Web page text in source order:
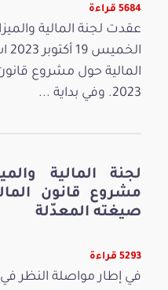
5684 قراءة
عقدت لجنة المالية
المالية حول مشروع
2023. وفي بداية ...
لجنة المالية
صيغته المعدّلة
5293 قراءة
في إطار مواصلة النظر